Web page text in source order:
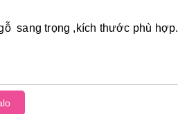
sang trọng ,kích thước phù hợp.